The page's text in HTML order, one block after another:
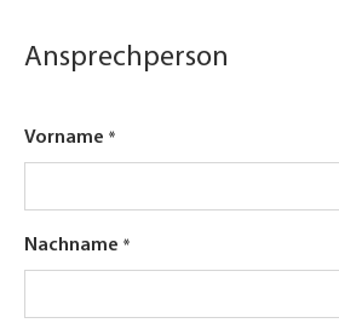
Ansprechperson
Vorname
Nachname